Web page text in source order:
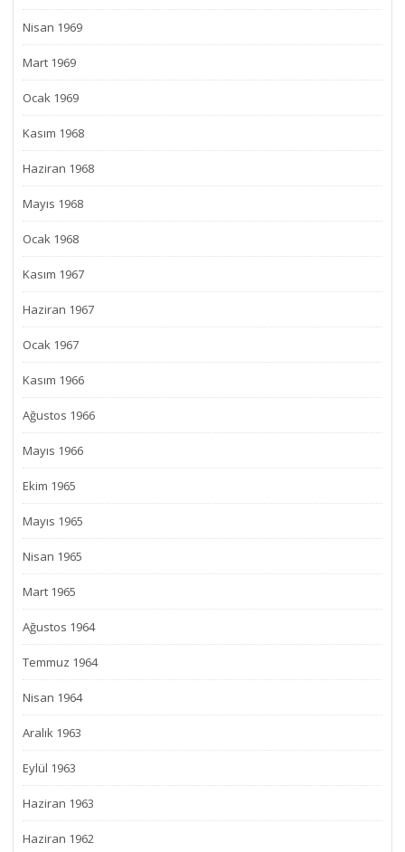
Nisan 1969
Mart 1969
Ocak 1969
Kasım 1968
Haziran 1968
Mayıs 1968
Ocak 1968
Kasım 1967
Haziran 1967
Ocak 1967
Kasım 1966
Ağustos 1966
Mayıs 1966
Ekim 1965
Mayıs 1965
Nisan 1965
Mart 1965
Ağustos 1964
Temmuz 1964
Nisan 1964
Aralık 1963
Eylül 1963
Haziran 1963
Haziran 1962